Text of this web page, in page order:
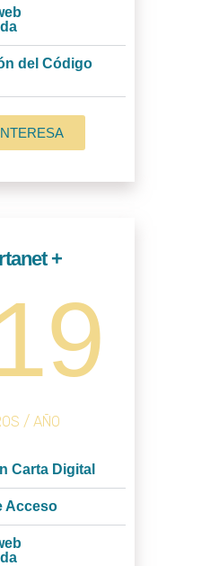
del Código
+
/ AÑO
Carta Digital
Acceso